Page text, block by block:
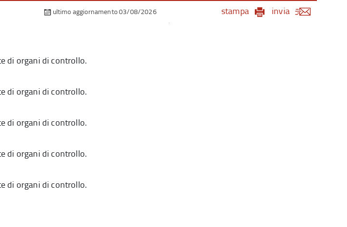
ultimo aggiornamento 03/08/2026 stampa
invia
di organi di controllo.
di organi di controllo.
di organi di controllo.
di organi di controllo.
di organi di controllo.